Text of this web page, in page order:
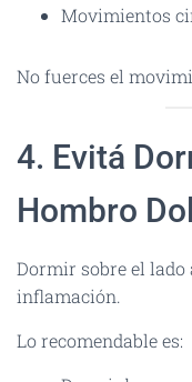
Movimientos
No fuerces el
4. Evitá
Hombro
Dormir sobre el lado
inflamación.
Lo recomendable es: